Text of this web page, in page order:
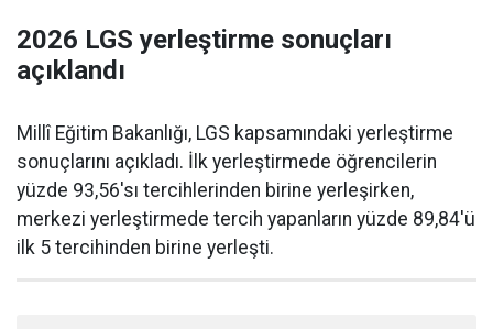
2026 LGS yerleştirme sonuçları
açıklandı
Millî Eğitim Bakanlığı, LGS kapsamındaki yerleştirme
sonuçlarını açıkladı. İlk yerleştirmede öğrencilerin
yüzde 93,56'sı tercihlerinden birine yerleşirken,
merkezi yerleştirmede tercih yapanların yüzde 89,84'ü
ilk 5 tercihinden birine yerleşti.